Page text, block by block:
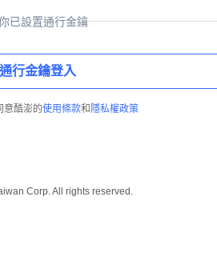
已設置通行金鑰
通行金鑰登入
意酷澎的使用條款和 隱私權政策
Corp. All rights reserved.